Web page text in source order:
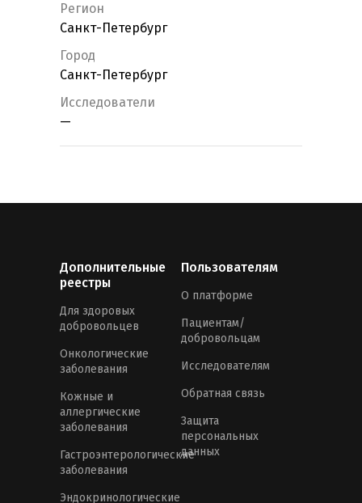
Регион
Санкт-Петербург
Город
Санкт-Петербург
Исследователи
—
Дополнительные
реестры
Для здоровых
добровольцев
Онкологические
заболевания
Кожные и
аллергические
заболевания
Гастроэнтерологические
заболевания
Эндокринологические
Пользователям
О платформе
Пациентам/
добровольцам
Исследователям
Обратная связь
Защита
персональных
данных